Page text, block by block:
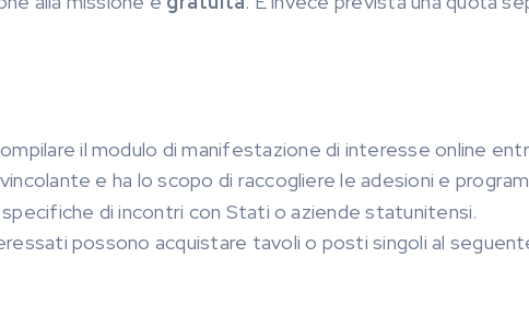
il modulo di manifestazione di interesse online
e ha lo scopo di raccogliere le adesioni e
di incontri con Stati o aziende statunitensi.
possono acquistare tavoli o posti singoli al